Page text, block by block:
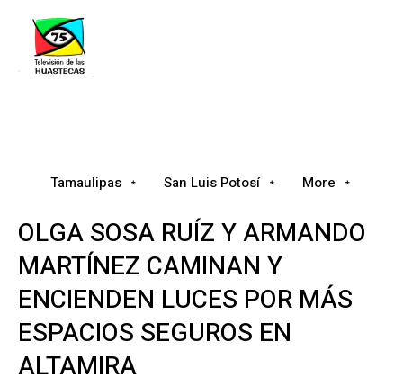
Tamaulipas San Luis Potosí More
OLGA SOSA RUÍZ Y ARMANDO
MARTÍNEZ CAMINAN Y
ENCIENDEN LUCES POR MÁS
ESPACIOS SEGUROS EN
ALTAMIRA